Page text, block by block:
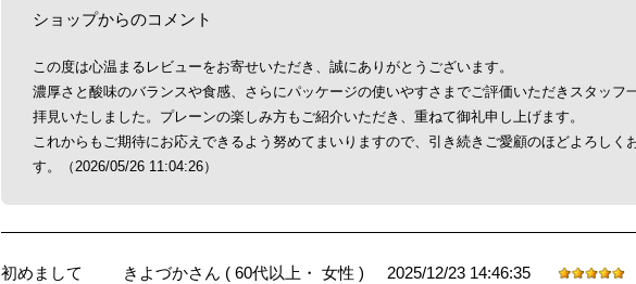
ショップからのコメント
この度は心温まるレビューをお寄せいただき、誠にありがとうございます。
濃厚さと酸味のバランスや食感、さらにパッケージの使いやすさまでご評価いただきスタッフ
拝見いたしました。プレーンの楽しみ方もご紹介いただき、重ねて御礼申し上げます。
これからもご期待にお応えできるよう努めてまいりますので、引き続きご愛顧のほどよろしく
す。（2026/05/26 11:04:26）
初めまして きよづかさん ( 60代以上・ 女性 ) 2025/12/23 14:46:35